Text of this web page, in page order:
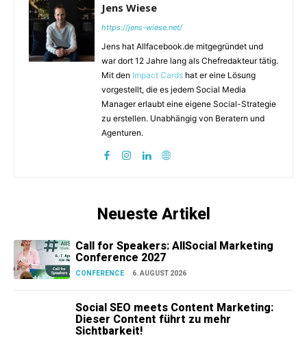
Jens Wiese
https://jens-wiese.net/
Jens hat Allfacebook.de mitgegründet und
war dort 12 Jahre lang als Chefredakteur tätig.
Mit den Impact Cards hat er eine Lösung
vorgestellt, die es jedem Social Media
Manager erlaubt eine eigene Social-Strategie
zu erstellen. Unabhängig von Beratern und
Agenturen.
Neueste Artikel
Call for Speakers: AllSocial Marketing
Conference 2027
CONFERENCE 6. AUGUST 2026
Social SEO meets Content Marketing:
Dieser Content führt zu mehr
Sichtbarkeit!